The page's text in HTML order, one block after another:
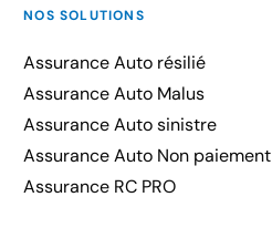
NOS SOLUTIONS
Assurance Auto résilié
Assurance Auto Malus
Assurance Auto sinistre
Assurance Auto Non paiement
Assurance RC PRO